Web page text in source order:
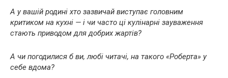
А у вашій родині хто зазвичай виступає головним
критиком на кухні — і чи часто ці кулінарні зауваження
стають приводом для добрих жартів?
А чи погодилися б ви, любі читачі, на такого «Роберта» у
себе вдома?